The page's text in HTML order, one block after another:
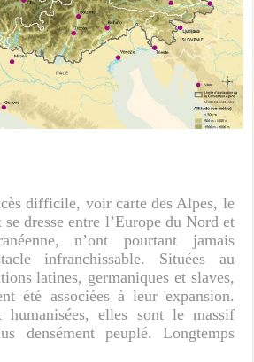
difficile, voir carte des Alpes, le
dresse entre l’Europe du Nord et
n’ont pourtant jamais
infranchissable. Situées au
latines, germaniques et slaves,
été associées à leur expansion.
humanisées, elles sont le massif
densément peuplé. Longtemps